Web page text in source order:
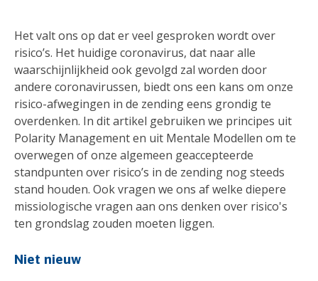
Het valt ons op dat er veel gesproken wordt over
risico’s. Het huidige coronavirus, dat naar alle
waarschijnlijkheid ook gevolgd zal worden door
andere coronavirussen, biedt ons een kans om onze
risico-afwegingen in de zending eens grondig te
overdenken. In dit artikel gebruiken we principes uit
Polarity Management en uit Mentale Modellen om te
overwegen of onze algemeen geaccepteerde
standpunten over risico’s in de zending nog steeds
stand houden. Ook vragen we ons af welke diepere
missiologische vragen aan ons denken over risico's
ten grondslag zouden moeten liggen.
Niet nieuw